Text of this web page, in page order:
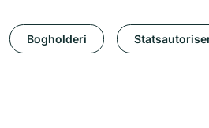
Bogholderi